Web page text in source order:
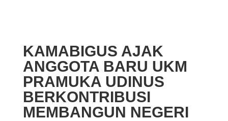
KAMABIGUS AJAK
ANGGOTA BARU UKM
PRAMUKA UDINUS
BERKONTRIBUSI
MEMBANGUN NEGERI